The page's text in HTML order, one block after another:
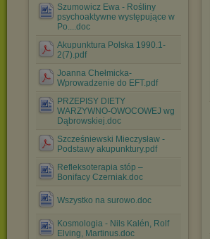
Szumowicz Ewa - Rośliny
psychoaktywne występujące w
Po....doc
Akupunktura Polska 1990.1-
2(7).pdf
Joanna Chełmicka-
Wprowadzenie do EFT.pdf
PRZEPISY DIETY
WARZYWNO-OWOCOWEJ wg
Dąbrowskiej.doc
Szcześniewski Mieczysław -
Podstawy akupunktury.pdf
Refleksoterapia stóp –
Bonifacy Czerniak.doc
Wszystko na surowo.doc
Kosmologia - Nils Kalén, Rolf
Elving, Martinus.doc